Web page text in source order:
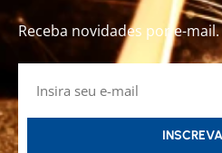
Receba novidades por e-mail.